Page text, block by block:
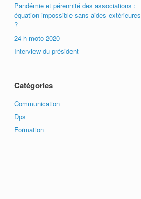
Pandémie et pérennité des associations :
équation impossible sans aides extérieures
?
24 h moto 2020
Interview du président
Catégories
Communication
Dps
Formation